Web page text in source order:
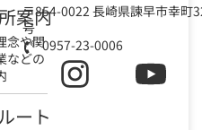
案内
念や関
などの
ート
〒854-0022 長崎県諫早市幸町
号
0957-23-0006